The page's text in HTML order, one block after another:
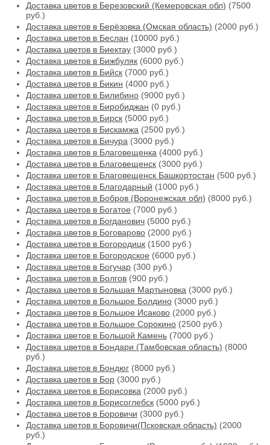
Доставка цветов в Березовский (Кемеровская обл) (7500
руб.)
Доставка цветов в Берёзовка (Омская область) (2000 руб.)
Доставка цветов в Беслан (10000 руб.)
Доставка цветов в Биектау (3000 руб.)
Доставка цветов в Бижбуляк (6000 руб.)
Доставка цветов в Бийск (7000 руб.)
Доставка цветов в Бикин (4000 руб.)
Доставка цветов в Билибино (9000 руб.)
Доставка цветов в Биробиджан (0 руб.)
Доставка цветов в Бирск (5000 руб.)
Доставка цветов в Бискамжа (2500 руб.)
Доставка цветов в Бичура (3000 руб.)
Доставка цветов в Благовещенка (4000 руб.)
Доставка цветов в Благовещенск (3000 руб.)
Доставка цветов в Благовещенск Башкортостан (500 руб.)
Доставка цветов в Благодарный (1000 руб.)
Доставка цветов в Бобров (Воронежская обл) (8000 руб.)
Доставка цветов в Богатое (7000 руб.)
Доставка цветов в Богданович (5000 руб.)
Доставка цветов в Боговарово (2000 руб.)
Доставка цветов в Богородицк (1500 руб.)
Доставка цветов в Богородское (6000 руб.)
Доставка цветов в Богучар (300 руб.)
Доставка цветов в Болгов (900 руб.)
Доставка цветов в Большая Мартыновка (3000 руб.)
Доставка цветов в Большое Болдино (3000 руб.)
Доставка цветов в Большое Исаково (2000 руб.)
Доставка цветов в Большое Сорокино (2500 руб.)
Доставка цветов в Большой Камень (7000 руб.)
Доставка цветов в Бондари (Тамбовская область) (8000
руб.)
Доставка цветов в Бондюг (8000 руб.)
Доставка цветов в Бор (3000 руб.)
Доставка цветов в Борисовка (2000 руб.)
Доставка цветов в Борисоглебск (5000 руб.)
Доставка цветов в Боровичи (3000 руб.)
Доставка цветов в Боровичи(Псковская область) (2000
руб.)